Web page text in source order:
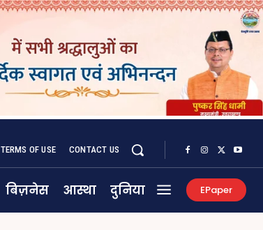
TERMS OF USE CONTACT US
बिज़नेस आस्था दुनिया EPaper